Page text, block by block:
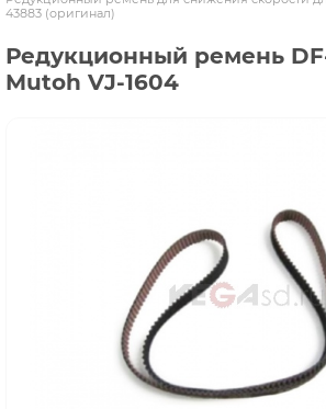
43883 (оригинал)
Редукционный ремень
Mutoh VJ-1604